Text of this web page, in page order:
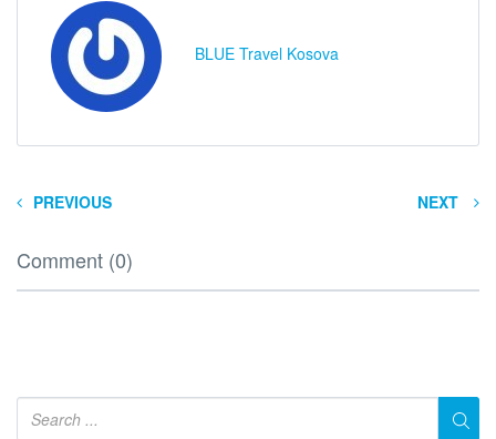
BLUE Travel Kosova
PREVIOUS NEXT
Comment (0)